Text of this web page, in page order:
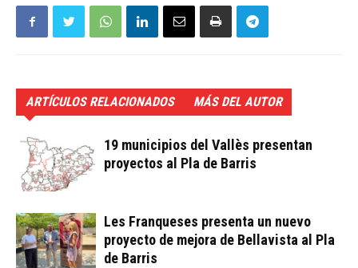
ARTÍCULOS RELACIONADOS MÁS DEL AUTOR
19 municipios del Vallès presentan
proyectos al Pla de Barris
Les Franqueses presenta un nuevo
proyecto de mejora de Bellavista al Pla
de Barris